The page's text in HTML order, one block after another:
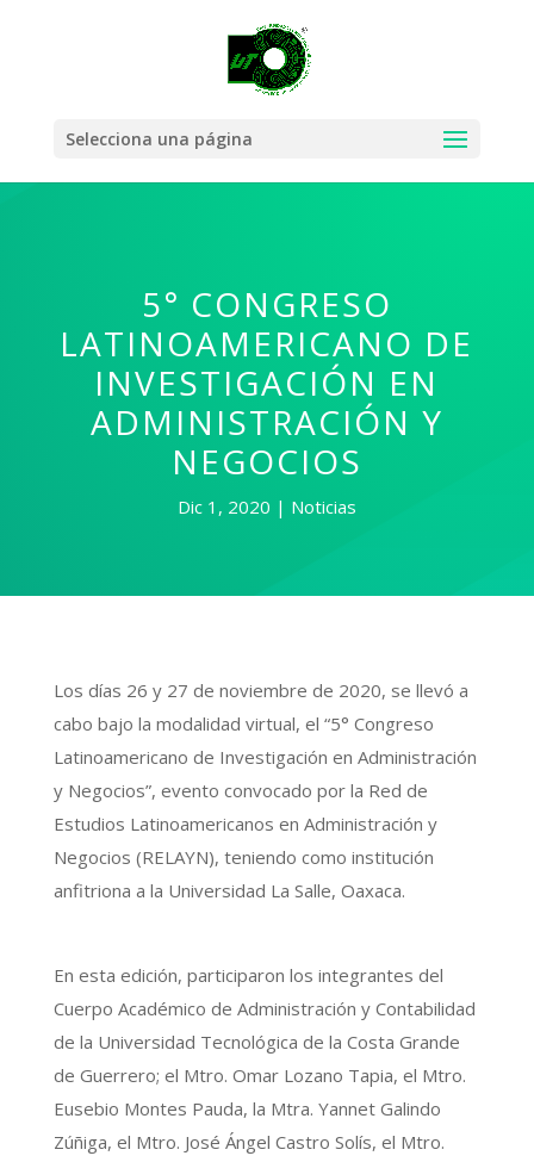
Selecciona una página
5° CONGRESO
LATINOAMERICANO DE
INVESTIGACIÓN EN
ADMINISTRACIÓN Y
NEGOCIOS
Dic 1, 2020 Noticias
Los días 26 y 27 de noviembre de 2020, se llevó a
cabo bajo la modalidad virtual, el “5° Congreso
Latinoamericano de Investigación en Administración
y Negocios”, evento convocado por la Red de
Estudios Latinoamericanos en Administración y
Negocios (RELAYN), teniendo como institución
anfitriona a la Universidad La Salle, Oaxaca.
En esta edición, participaron los integrantes del
Cuerpo Académico de Administración y Contabilidad
de la Universidad Tecnológica de la Costa Grande
de Guerrero; el Mtro. Omar Lozano Tapia, el Mtro.
Eusebio Montes Pauda, la Mtra. Yannet Galindo
Zúñiga, el Mtro. José Ángel Castro Solís, el Mtro.